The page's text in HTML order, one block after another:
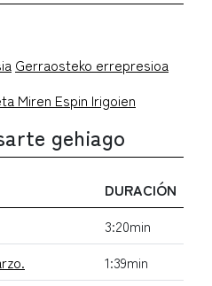
Gerraosteko errepresioa
Miren Espin Irigoien
gehiago
DURACIÓN
3:20min
1:39min